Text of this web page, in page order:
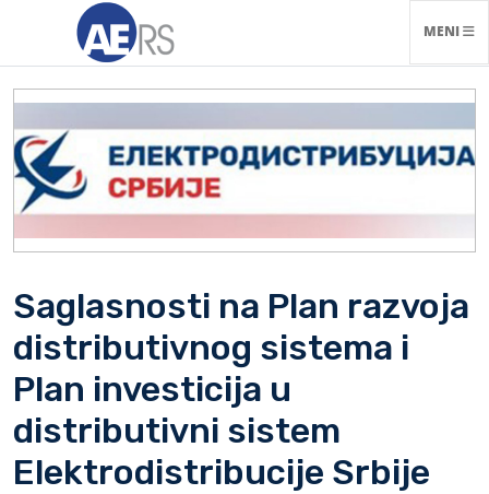
MENI
Saglasnosti na Plan razvoja
distributivnog sistema i
Plan investicija u
distributivni sistem
Elektrodistribucije Srbije